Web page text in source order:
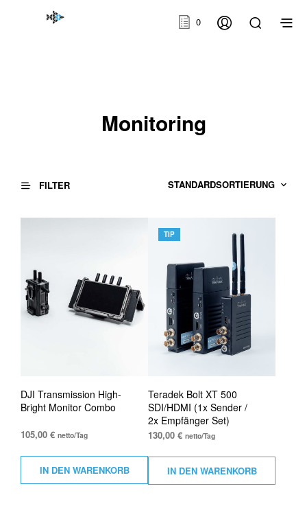
0
Monitoring
FILTER
DJI Transmission High-
Bright Monitor Combo
105,00 € netto/Tag
IN DEN WARENKORB
Teradek Bolt XT 500
SDI/HDMI (1x Sender /
2x Empfänger Set)
TIP
130,00€ netto/Tag
IN DEN WARENKORB